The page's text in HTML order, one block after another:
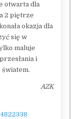
otwarta dla
2 piętrze
okazja dla
się w
maluje
i
AZK